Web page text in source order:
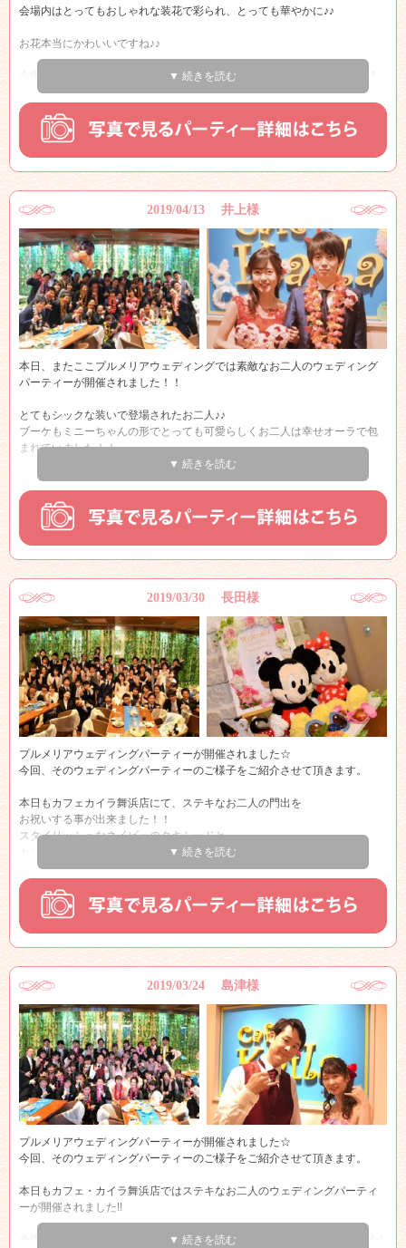
ゃったネックレスのプレゼントとお手紙☆☆
そして、新婦様から新郎様へのサプライズは新郎様が大好きな歌手の映像
を大型スクリーンに映し出し、一緒に歌おうとのサプライズ！！
会場内はライブ会場のようにとっても盛り上がりました！！
こんなお互いを想いあうおふたりの末永い幸せをカフェ・カイラ舞浜店プ
ルメリアウェディングスタッフ一同心よりお祈り申し上げます！！
本当におめでとうございます！！
会場内はとってもおしゃれな装花で彩られ、とっても華やかに♪♪
お花本当にかわいいですね♪♪
会場に披露宴で使用されたお花をお持込頂く事も可能ですので是非お持込
下さいませ♪♪
お二人の装いもマリンテイストでとっても会場の雰囲気と合っていて素敵
会場内では様々なお客様と一緒にお話しを楽しまれ、新郎新婦様もとって
も楽しそうでした♪♪
持ちになります☆★
そして今回はなんといっても幹事様の司会が名司会で会場はとっても盛り
上がり、終始笑いが絶えないパーティーとなりました！！
とっても素敵なご友人に囲まれ新郎新婦様とっても幸せですね！！
本当におめでとうございます！！
▼ 続きを読む
2019/04/13 井上様
本日、またここプルメリアウェディングでは素敵なお二人のウェディング
パーティーが開催されました！！
とてもシックな装いで登場されたお二人♪♪
ブーケもミニーちゃんの形でとっても可愛らしくお二人は幸せオーラで包
まれていました！！
乾杯のご発声と共に、パーティーはスタート！！
皆様新郎新婦様のところに群がり、お写真を沢山撮っていらっしゃいまし
お二人もとっても嬉しそう☆彡
このようにお写真を高砂で撮っていただいても後ろがグリーンカーテンで
すのでとってもきれいですね♪♪
本当にこのようにご友人の方々とのお時間を大切に過ごして頂けて私共も
とても嬉しく思いました！！
井上様ご夫妻の末永いお幸せを心よりお祈り申し上げます！！
本当におめでとうございます！！
▼ 続きを読む
2019/03/30 長田様
プルメリアウェディングパーティーが開催されました☆
今回、そのウェディングパーティーのご様子をご紹介させて頂きます。
本日もカフェカイラ舞浜店にて、ステキなお二人の門出を
お祝いする事が出来ました！！
スタイリッシュなネイビーのタキシードと、
とってもかわいいドレスでご入場されたお二人♪♪
溢れんばかりの拍手で迎えられたお二人は
とびっきりの笑顔で
とっても幸せそうでした☆
▼ 続きを読む
2019/03/24 島津様
プルメリアウェディングパーティーが開催されました☆
今回、そのウェディングパーティーのご様子をご紹介させて頂きます。
本日もカフェ・カイラ舞浜店ではステキなお二人のウェディングパーティ
ーが開催されました!!
会場内ではオープニングDVDが流れ、会場の皆様の気持ちは高まりました!
▼ 続きを読む